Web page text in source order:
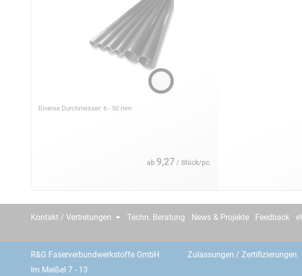
Diverse Durchmesser: 6 - 50 mm
ab 9,27 / Stück/pc.
Kontakt / Vertretungen Techn. Beratung News & Projekte Feedback
R&G Faserverbundwerkstoffe GmbH
Im Meißel 7 - 13
Zulassungen / Zertifizierungen